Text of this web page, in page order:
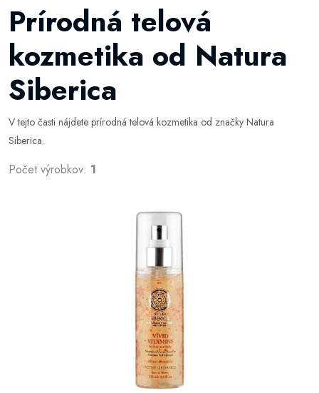
Prírodná telová
kozmetika od Natura
Siberica
V tejto časti nájdete prírodná telová kozmetika od značky Natura
Siberica.
Počet výrobkov: 1